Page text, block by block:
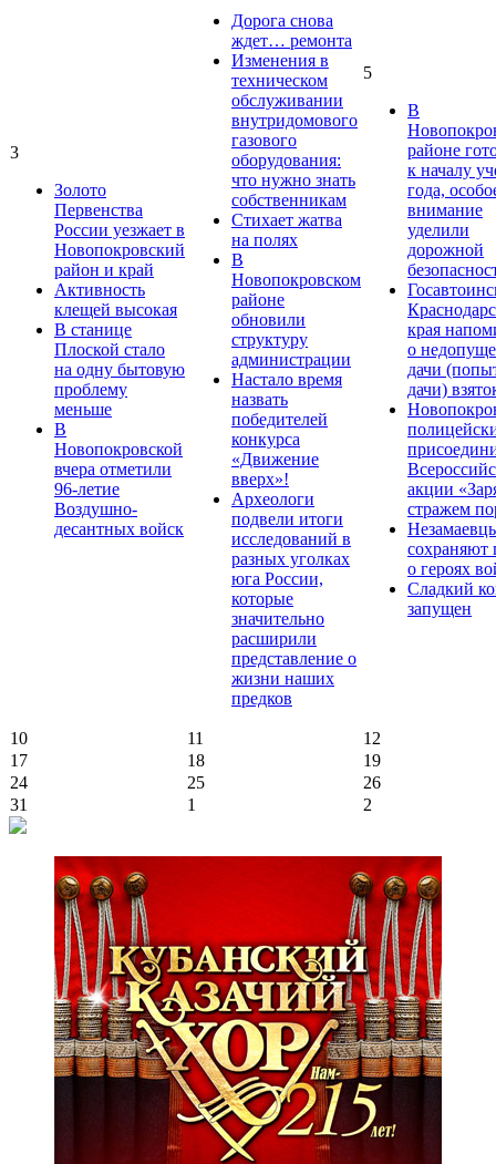
3
Золото
Первенства
России уезжает в
Новопокровский
район и край
Активность
клещей высокая
В станице
Плоской стало
на одну бытовую
проблему
меньше
В
Новопокровской
вчера отметили
96-летие
Воздушно-
десантных войск
Дорога снова
ждет… ремонта
Изменения в
техническом
обслуживании
внутридомового
газового
оборудования:
что нужно знать
собственникам
Стихает жатва
на полях
В
Новопокровском
районе
обновили
структуру
администрации
Настало время
назвать
победителей
конкурса
«Движение
вверх»!
Археологи
подвели итоги
исследований в
разных уголках
юга России,
которые
значительно
расширили
представление о
жизни наших
предков
5
В
районе
к началу
года,
внимание
уделили
дорожной
края
о
дачи
дачи)
акции
стражем
сохраняют
о героях
Сладкий
запущен
10 11
12
17
18
19
24
25
26
31
1 2